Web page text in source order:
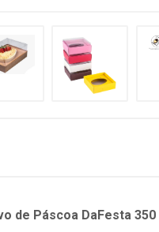
de Páscoa DaFesta